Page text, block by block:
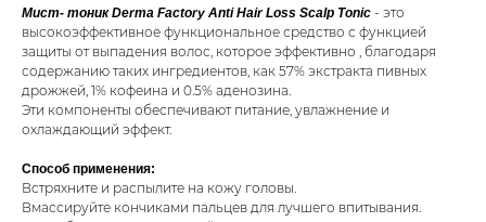
Мист- тоник Derma Factory Anti Hair Loss Scalp Tonic - это
высокоэффективное функциональное средство с функцией
защиты от выпадения волос, которое эффективно , благодаря
содержанию таких ингредиентов, как 57% экстракта пивных
дрожжей, 1% кофеина и 0.5% аденозина.
Эти компоненты обеспечивают питание, увлажнение и
охлаждающий эффект.
Способ применения:
Встряхните и распылите на кожу головы.
Вмассируйте кончиками пальцев для лучшего впитывания.